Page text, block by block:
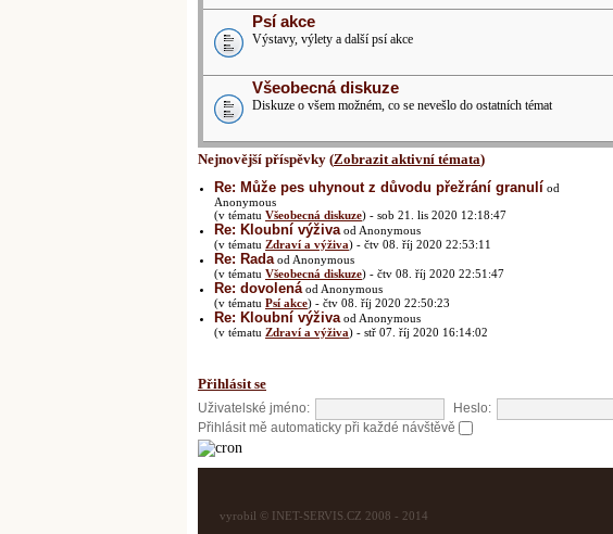
Psí akce
Výstavy, výlety a další psí akce
Všeobecná diskuze
Diskuze o všem možném, co se nevešlo do ostatních témat
Nejnovější příspěvky (Zobrazit aktivní témata)
Re: Může pes uhynout z důvodu přežrání granulí od
Anonymous
(v tématu Všeobecná diskuze) - sob 21. lis 2020 12:18:47
Re: Kloubní výživa od Anonymous
(v tématu Zdraví a výživa) - čtv 08. říj 2020 22:53:11
Re: Rada od Anonymous
(v tématu Všeobecná diskuze) - čtv 08. říj 2020 22:51:47
Re: dovolená od Anonymous
(v tématu Psí akce) - čtv 08. říj 2020 22:50:23
Re: Kloubní výživa od Anonymous
(v tématu Zdraví a výživa) - stř 07. říj 2020 16:14:02
Přihlásit se
Uživatelské jméno:
Heslo:
Přihlásit mě automaticky při každé návštěvě
vyrobil © INET-SERVIS.CZ 2008 - 2014